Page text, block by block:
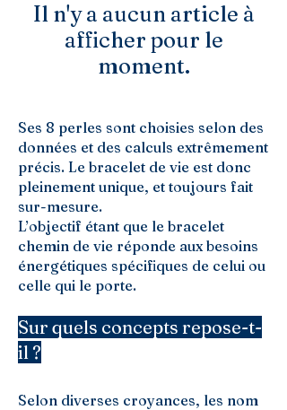
Il n'y a aucun article à
afficher pour le
moment.
Ses 8 perles sont choisies selon des
données et des calculs extrêmement
précis. Le bracelet de vie est donc
pleinement unique, et toujours fait
sur-mesure.
L’objectif étant que le bracelet
chemin de vie réponde aux besoins
énergétiques spécifiques de celui ou
celle qui le porte.
Sur quels concepts repose-t-
il ?
Selon diverses croyances, les nom